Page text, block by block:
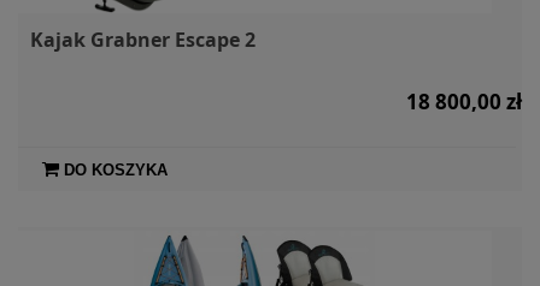
Kajak Grabner Escape 2
18 800,00 zł
DO KOSZYKA